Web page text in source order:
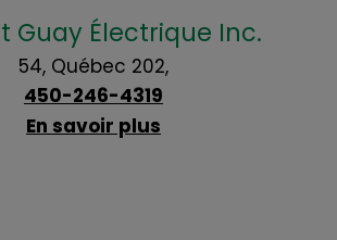
Guay Électrique Inc.
54, Québec 202,
450-246-4319
En savoir plus